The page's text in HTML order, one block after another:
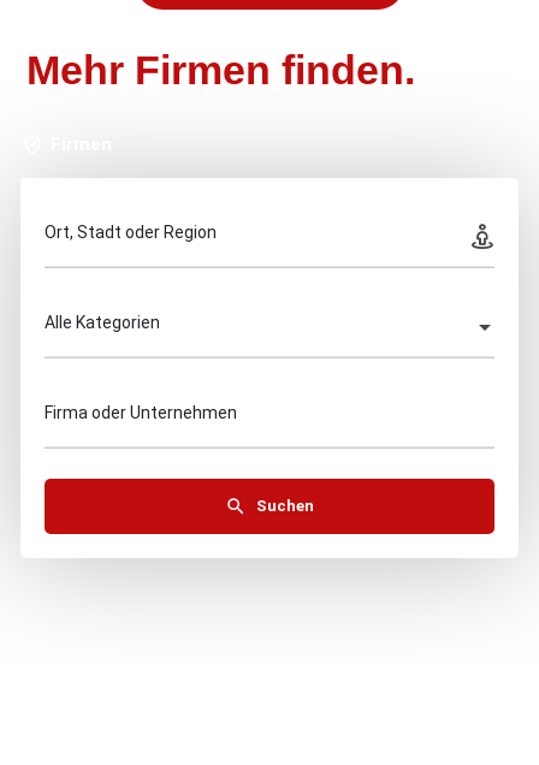
Mehr Firmen finden.
Ort, Stadt oder Region
Alle Kategorien
Firma oder Unternehmen
Suchen